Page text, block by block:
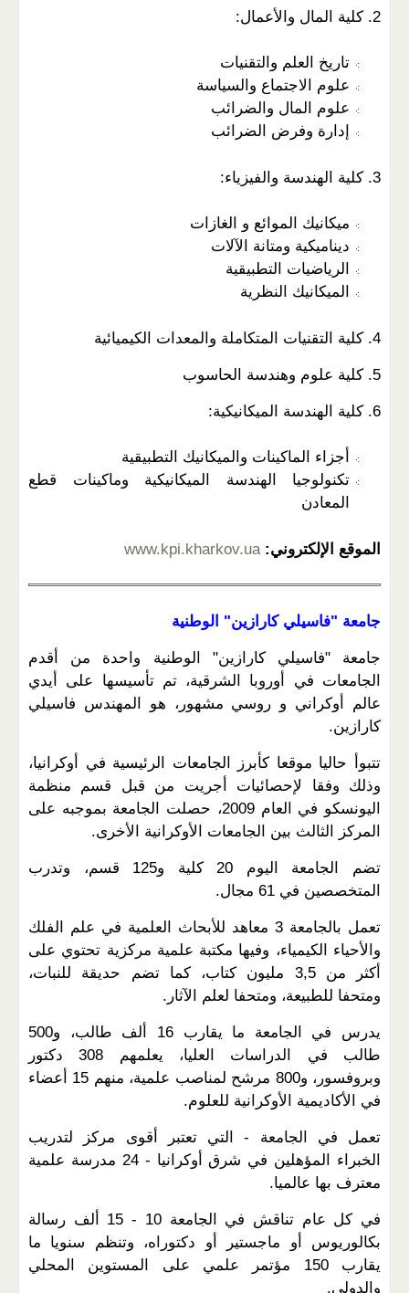
2. كلية المال والأعمال:
تاريخ العلم والتقنيات
علوم الاجتماع والسياسة
علوم المال والضرائب
إدارة وفرض الضرائب
3. كلية الهندسة والفيزياء:
ميكانيك الموائع و الغازات
ديناميكية ومتانة الآلات
الرياضيات التطبيقية
الميكانيك النظرية
4. كلية التقنيات المتكاملة والمعدات الكيميائية
5. كلية علوم وهندسة الحاسوب
6. كلية الهندسة الميكانيكية:
أجزاء الماكينات والميكانيك التطبيقية
تكنولوجيا الهندسة الميكانيكية وماكينات قطع
المعادن
الموقع الإلكتروني: www.kpi.kharkov.ua
جامعة "فاسيلي كارازين" الوطنية
جامعة "فاسيلي كارازين" الوطنية واحدة من أقدم
الجامعات في أوروبا الشرقية، تم تأسيسها على أيدي
عالم أوكراني و روسي مشهور، هو المهندس فاسيلي
كارازين.
تتبوأ حاليا موقعا كأبرز الجامعات الرئيسية في أوكرانيا،
وذلك وفقا لإحصائيات أجريت من قبل قسم منظمة
اليونسكو في العام 2009، حصلت الجامعة بموجبه على
المركز الثالث بين الجامعات الأوكرانية الأخرى.
تضم الجامعة اليوم 20 كلية و125 قسم، وتدرب
المتخصصين في 61 مجال.
تعمل بالجامعة 3 معاهد للأبحاث العلمية في علم الفلك
والأحياء الكيمياء، وفيها مكتبة علمية مركزية تحتوي على
أكثر من 3,5 مليون كتاب، كما تضم حديقة للنبات،
ومتحفا للطبيعة، ومتحفا لعلم الآثار.
يدرس في الجامعة ما يقارب 16 ألف طالب، و500
طالب في الدراسات العليا، يعلمهم 308 دكتور
وبروفسور، و800 مرشح لمناصب علمية، منهم 15 أعضاء
في الأكاديمية الأوكرانية للعلوم.
تعمل في الجامعة - التي تعتبر أقوى مركز لتدريب
الخبراء المؤهلين في شرق أوكرانيا - 24 مدرسة علمية
معترف بها عالميا.
في كل عام تناقش في الجامعة 10 - 15 ألف رسالة
بكالوريوس أو ماجستير أو دكتوراه، وتنظم سنويا ما
يقارب 150 مؤتمر علمي على المستوين المحلي
والدولي.